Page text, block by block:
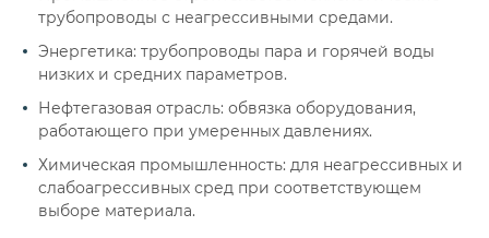
трубопроводы с неагрессивными средами.
Энергетика: трубопроводы пара и горячей воды
низких и средних параметров.
Нефтегазовая отрасль: обвязка оборудования,
работающего при умеренных давлениях.
Химическая промышленность: для неагрессивных и
слабоагрессивных сред при соответствующем
выборе материала.